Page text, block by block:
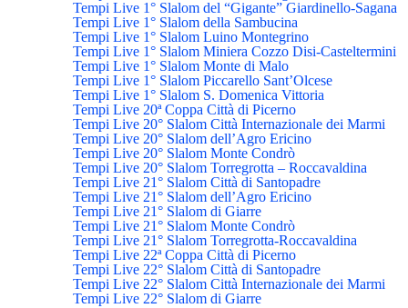
Tempi Live 1° Slalom del “Gigante” Giardinello-Sagana
Tempi Live 1° Slalom della Sambucina
Tempi Live 1° Slalom Luino Montegrino
Tempi Live 1° Slalom Miniera Cozzo Disi-Casteltermini
Tempi Live 1° Slalom Monte di Malo
Tempi Live 1° Slalom Piccarello Sant’Olcese
Tempi Live 1° Slalom S. Domenica Vittoria
Tempi Live 20ª Coppa Città di Picerno
Tempi Live 20° Slalom Città Internazionale dei Marmi
Tempi Live 20° Slalom dell’Agro Ericino
Tempi Live 20° Slalom Monte Condrò
Tempi Live 20° Slalom Torregrotta – Roccavaldina
Tempi Live 21° Slalom Città di Santopadre
Tempi Live 21° Slalom dell’Agro Ericino
Tempi Live 21° Slalom di Giarre
Tempi Live 21° Slalom Monte Condrò
Tempi Live 21° Slalom Torregrotta-Roccavaldina
Tempi Live 22ª Coppa Città di Picerno
Tempi Live 22° Slalom Città di Santopadre
Tempi Live 22° Slalom Città Internazionale dei Marmi
Tempi Live 22° Slalom di Giarre